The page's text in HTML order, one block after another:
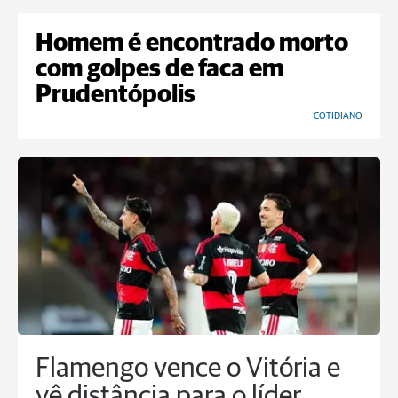
Homem é encontrado morto
com golpes de faca em
Prudentópolis
COTIDIANO
Flamengo vence o Vitória e